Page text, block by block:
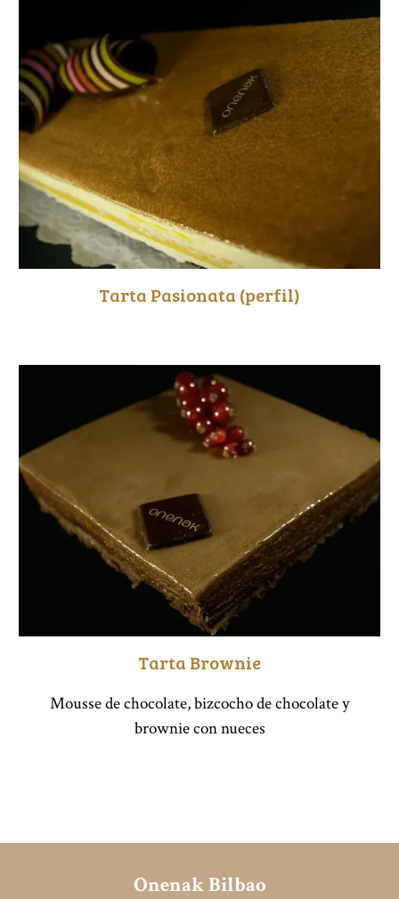
Tarta Pasionata (perfil)
Tarta Brownie
Mousse de chocolate, bizcocho de chocolate y
brownie con nueces
Onenak Bilbao